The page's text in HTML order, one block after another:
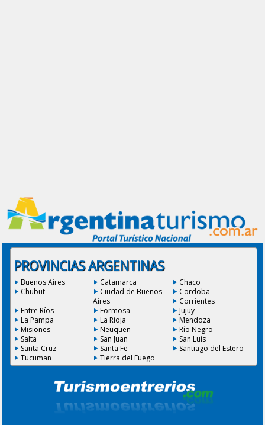
PROVINCIAS ARGENTINAS
Buenos Aires Catamarca
Chaco
Chubut
Ciudad de Buenos
Aires
Cordoba
Corrientes
Entre Ríos
Formosa
Jujuy
La Pampa
La Rioja
Mendoza
Misiones
Neuquen
Río Negro
Salta
San Juan
San Luis
Santa Cruz
Santa Fe
Santiago del Estero
Tucuman
Tierra del Fuego